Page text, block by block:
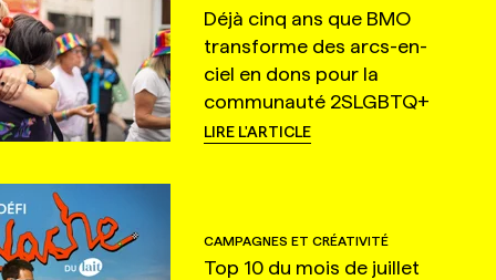
Déjà cinq ans que BMO
transforme des arcs-en-
ciel en dons pour la
communauté 2SLGBTQ+
LIRE L'ARTICLE
CAMPAGNES ET CRÉATIVITÉ
Top 10 du mois de juillet